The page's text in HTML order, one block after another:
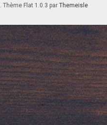
. Thème Flat 1.0.3 par Themeisle